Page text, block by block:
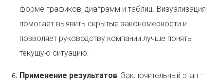
форме графиков, диаграмм и таблиц. Визуализация
помогает выявить скрытые закономерности и
позволяет руководству компании лучше понять
текущую ситуацию.
Применение результатов: Заключительный этап –